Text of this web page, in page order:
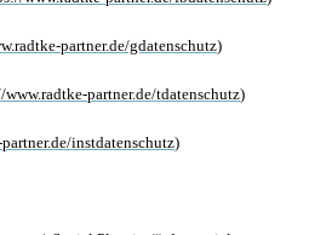
partner.de/gdatenschutz)
partner.de/tdatenschutz)
instdatenschutz)